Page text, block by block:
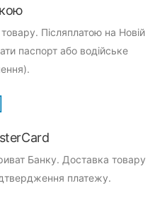
Післяплатою на Новій
паспорт або водійське
Банку. Доставка товару
платежу.